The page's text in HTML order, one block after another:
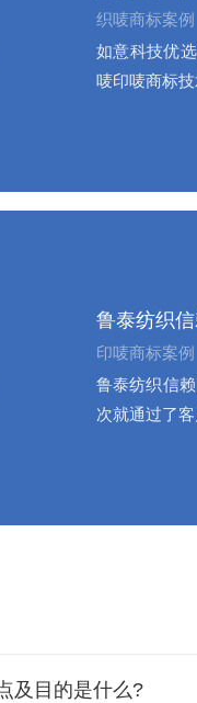
织唛商标案例
如意科技优
唛印唛商标技
鲁泰纺织
印唛商标案例
鲁泰纺织信
次就通过了客
及目的是什么?